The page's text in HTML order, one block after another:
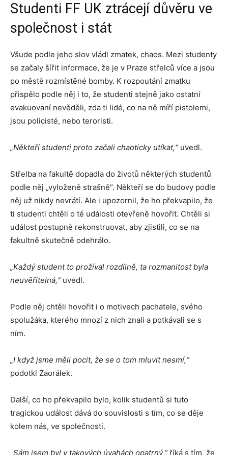
Studenti FF UK ztrácejí důvěru ve
společnost i stát
Všude podle jeho slov vládl zmatek, chaos. Mezi studenty
se začaly šířit informace, že je v Praze střelců více a jsou
po městě rozmístěné bomby. K rozpoutání zmatku
přispělo podle něj i to, že studenti stejně jako ostatní
evakuovaní nevěděli, zda ti lidé, co na ně míří pistolemi,
jsou policisté, nebo teroristi.
„Někteří studenti proto začali chaoticky utíkat,“ uvedl.
Střelba na fakultě dopadla do životů některých studentů
podle něj „vyloženě strašně“. Někteří se do budovy podle
něj už nikdy nevrátí. Ale i upozornil, že ho překvapilo, že
ti studenti chtěli o té události otevřeně hovořit. Chtěli si
událost postupně rekonstruovat, aby zjistili, co se na
fakultně skutečně odehrálo.
„Každý student to prožíval rozdílně, ta rozmanitost byla
neuvěřitelná,“uvedl.
Podle něj chtěli hovořit i o motivech pachatele, svého
spolužáka, kterého mnozí z nich znali a potkávali se s
ním.
„I když jsme měli pocit, že se o tom mluvit nesmí,“
podotkl Zaorálek.
Další, co ho překvapilo bylo, kolik studentů si tuto
tragickou událost dává do souvislosti s tím, co se děje
kolem nás, ve společnosti.
„Sám jsem byl v takových úvahách opatrný,“říká s tím, že